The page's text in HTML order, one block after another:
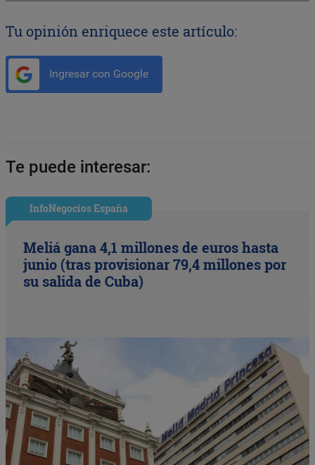
Tu opinión enriquece este artículo:
Ingresar con Google
Te puede interesar:
InfoNegocios España
Meliá gana 4,1 millones de euros hasta
junio (tras provisionar 79,4 millones por
su salida de Cuba)